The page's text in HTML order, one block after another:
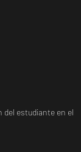
del estudiante en el